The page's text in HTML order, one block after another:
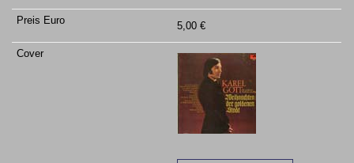
5,00 €